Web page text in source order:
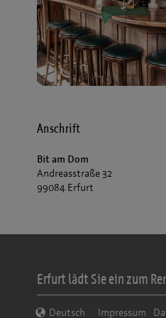
Anschrift
Bit am Dom
Andreasstraße 32
99084 Erfurt
Erfurt lädt Sie ein zum
Deutsch Impressum